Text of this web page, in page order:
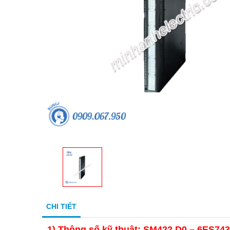
CHI TIẾT